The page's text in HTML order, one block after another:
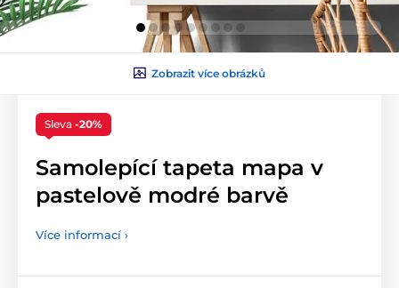
Zobrazit více obrázků
Sleva -20%
Samolepící tapeta mapa v
pastelově modré barvě
Více informací ›